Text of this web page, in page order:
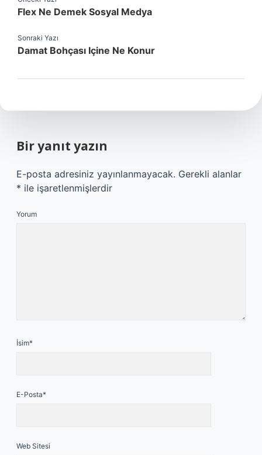
Flex Ne Demek Sosyal Medya
Sonraki Yazı
Damat Bohçası Içine Ne Konur
Bir yanıt yazın
E-posta adresiniz yayınlanmayacak. Gerekli alanlar
* ile işaretlenmişlerdir
Yorum
İsim*
E-Posta*
Web Sitesi